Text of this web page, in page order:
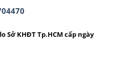
Sở KHĐT Tp.HCM cấp ngày